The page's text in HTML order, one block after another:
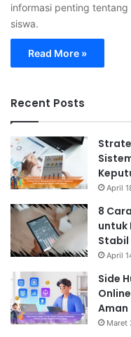
informasi penting
siswa.
Read More »
Recent Posts
April
8
untuk
Stabil
April
Side
Aman
Maret